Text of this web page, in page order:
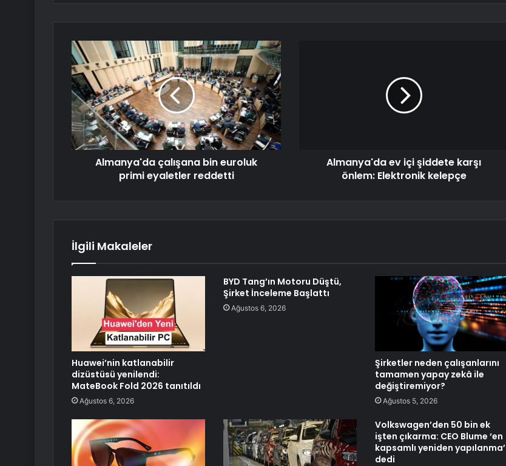
Almanya'da çalışana bin euroluk
primi eyaletler reddetti
Almanya'da ev içi şiddete karşı
önlem: Elektronik kelepçe
İlgili Makaleler
Huawei’nin katlanabilir
dizüstüsü yenilendi:
MateBook Fold 2026 tanıtıldı
Ağustos 6, 2026
BYD Tang’ın Motoru Düştü,
Şirket İnceleme Başlattı
Ağustos 6, 2026
Şirketler neden çalışanlarını
tamamen yapay zekâ ile
değiştiremiyor?
Ağustos 5, 2026
Volkswagen’den 50 bin ek
işten çıkarma: CEO Blume ‘en
kapsamlı yeniden yapılanma’
dedi